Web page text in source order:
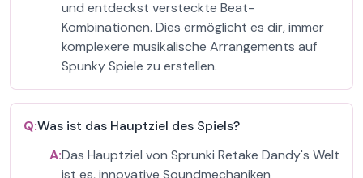
und entdeckst versteckte Beat-
Kombinationen. Dies ermöglicht es dir, immer
komplexere musikalische Arrangements auf
Spunky Spiele zu erstellen.
Q:Was ist das Hauptziel des Spiels?
A:Das Hauptziel von Sprunki Retake Dandy's Welt
ist es, innovative Soundmechaniken